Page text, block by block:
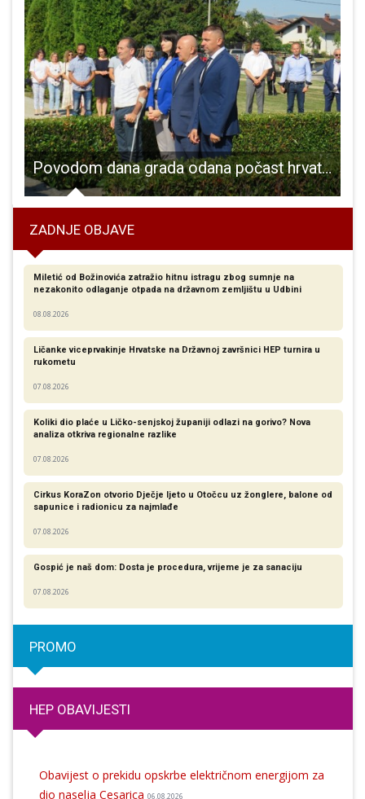
Povodom dana grada odana počast hrvatskim braniteljima koji su za grad i Domovinu dali najvažnije,svoje živote
ZADNJE OBJAVE
Miletić od Božinovića zatražio hitnu istragu zbog sumnje na
nezakonito odlaganje otpada na državnom zemljištu u Udbini
08.08.2026
Ličanke viceprvakinje Hrvatske na Državnoj završnici HEP turnira u
rukometu
07.08.2026
Koliki dio plaće u Ličko-senjskoj županiji odlazi na gorivo? Nova
analiza otkriva regionalne razlike​
07.08.2026
Cirkus KoraZon otvorio Dječje ljeto u Otočcu uz žonglere, balone od
sapunice i radionicu za najmlađe
07.08.2026
Gospić je naš dom: Dosta je procedura, vrijeme je za sanaciju
07.08.2026
PROMO
HEP OBAVIJESTI
Obavijest o prekidu opskrbe električnom energijom za
dio naselja Cesarica 06.08.2026